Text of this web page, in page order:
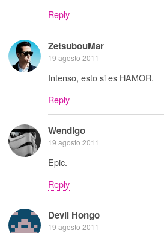
Reply
ZetsubouMar
19 agosto 2011
Intenso, esto si es HAMOR.
Reply
Wendigo
19 agosto 2011
Epic.
Reply
Devil Hongo
19 agosto 2011